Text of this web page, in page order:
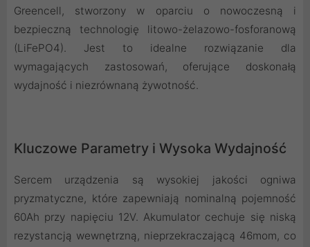
Greencell, stworzony w oparciu o nowoczesną i
bezpieczną technologię litowo-żelazowo-fosforanową
(LiFePO4). Jest to idealne rozwiązanie dla
wymagających zastosowań, oferujące doskonałą
wydajność i niezrównaną żywotność.
Kluczowe Parametry i Wysoka Wydajność
Sercem urządzenia są wysokiej jakości ogniwa
pryzmatyczne, które zapewniają nominalną pojemność
60Ah przy napięciu 12V. Akumulator cechuje się niską
rezystancją wewnętrzną, nieprzekraczającą 46mom, co